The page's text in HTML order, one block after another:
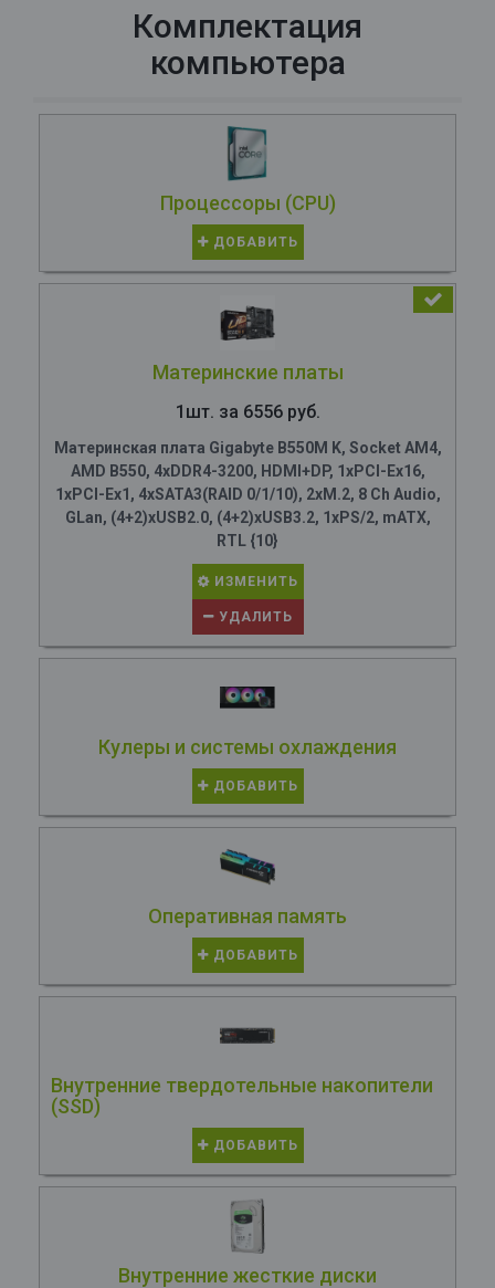
Комплектация
компьютера
Процессоры (CPU)
ДОБАВИТЬ
Материнские платы
1шт. за 6556 руб.
Материнская плата Gigabyte B550M K, Socket AM4,
AMD B550, 4xDDR4-3200, HDMI+DP, 1xPCI-Ex16,
1xPCI-Ex1, 4xSATA3(RAID 0/1/10), 2xM.2, 8 Ch Audio,
GLan, (4+2)xUSB2.0, (4+2)xUSB3.2, 1xPS/2, mATX,
RTL {10}
ИЗМЕНИТЬ
УДАЛИТЬ
Кулеры и системы охлаждения
ДОБАВИТЬ
Оперативная память
ДОБАВИТЬ
Внутренние твердотельные накопители
(SSD)
ДОБАВИТЬ
Внутренние жесткие диски